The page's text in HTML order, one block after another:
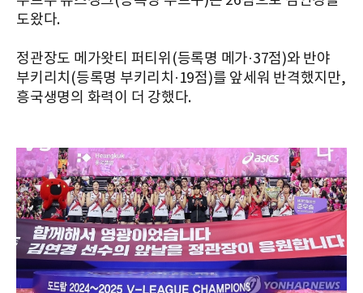
도왔다.
정관장도 메가왓티 퍼티위(등록명 메가·37점)와 반야
부키리치(등록명 부키리치·19점)를 앞세워 반격했지만,
흥국생명의 화력이 더 강했다.